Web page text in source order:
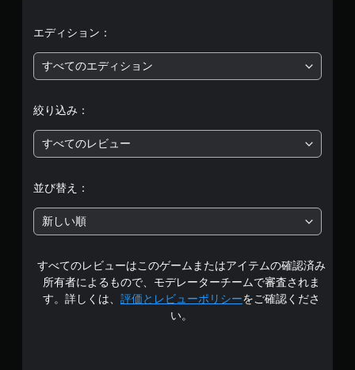
評
は
5
階
中
の
4
エディション：
すべてのエディション
絞り込み：
すべてのレビュー
並び替え：
新しい順
すべてのレビューはこのゲームまたはアイテムの確認済み
所有者によるもので、モデレーターチームで審査されま
す。詳しくは、 評価とレビューポリシーをご確認くださ
い。